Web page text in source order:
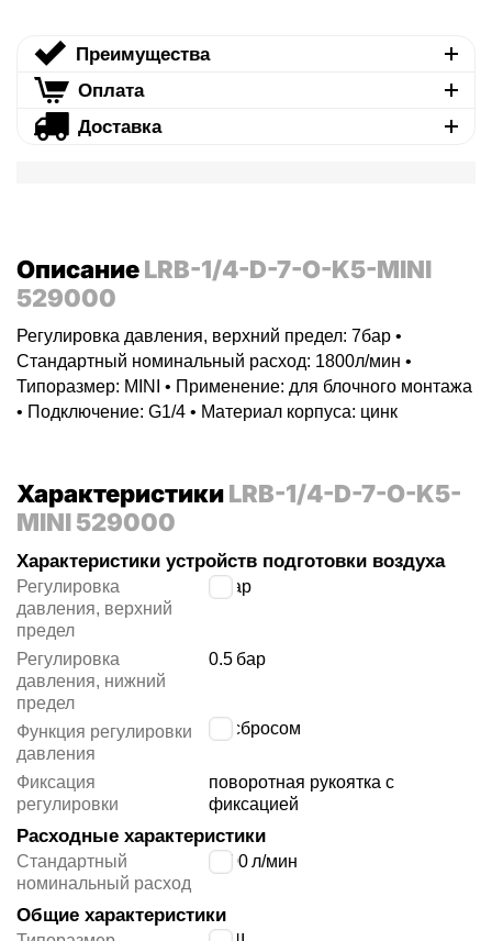
Преимущества
Оплата
Доставка
ОписаниеLRB-1/4-D-7-O-K5-MINI
529000
Регулировка давления, верхний предел: 7бар •
Стандартный номинальный расход: 1800л/мин •
Типоразмер: MINI • Применение: для блочного монтажа
• Подключение: G1/4 • Материал корпуса: цинк
ХарактеристикиLRB-1/4-D-7-O-K5-
MINI 529000
Характеристики устройств подготовки воздуха
Регулировка
давления, верхний
предел
бар
Регулировка
давления, нижний
предел
0.5 бар
Функция регулировки
давления
со сбросом
Фиксация
регулировки
поворотная рукоятка с
фиксацией
Расходные характеристики
Стандартный
номинальный расход
1800 л/мин
Общие характеристики